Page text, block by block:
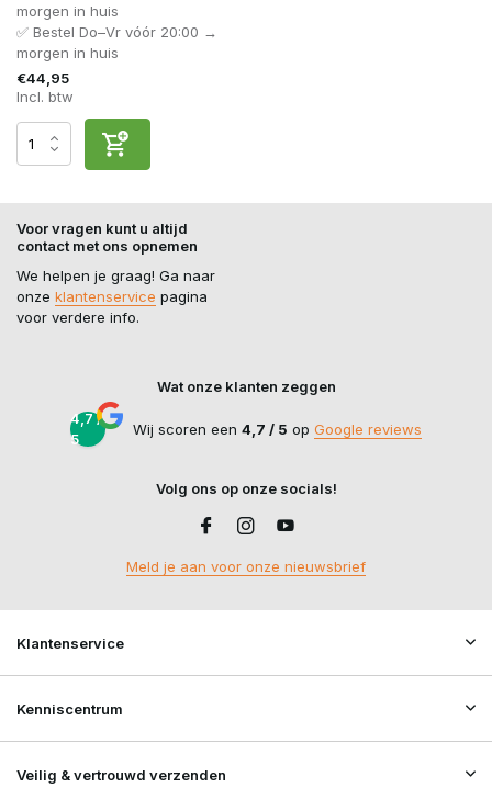
morgen in huis
✅ Bestel Do–Vr vóór 20:00 →
morgen in huis
€44,95
Incl. btw
Voor vragen kunt u altijd
contact met ons opnemen
We helpen je graag! Ga naar
onze klantenservice pagina
voor verdere info.
Wat onze klanten zeggen
4,7 /
5
Wij scoren een 4,7 / 5 op Google reviews
Volg ons op onze socials!
Meld je aan voor onze nieuwsbrief
Klantenservice
Kenniscentrum
Veilig & vertrouwd verzenden